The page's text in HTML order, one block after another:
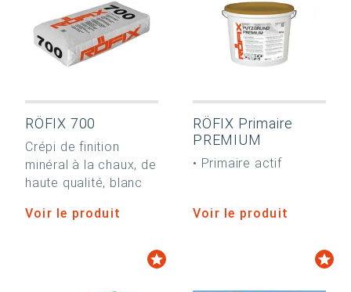
RÖFIX 700
Crépi de finition
minéral à la chaux, de
haute qualité, blanc
Voir le produit
RÖFIX Primaire
PREMIUM
• Primaire actif
Voir le produit